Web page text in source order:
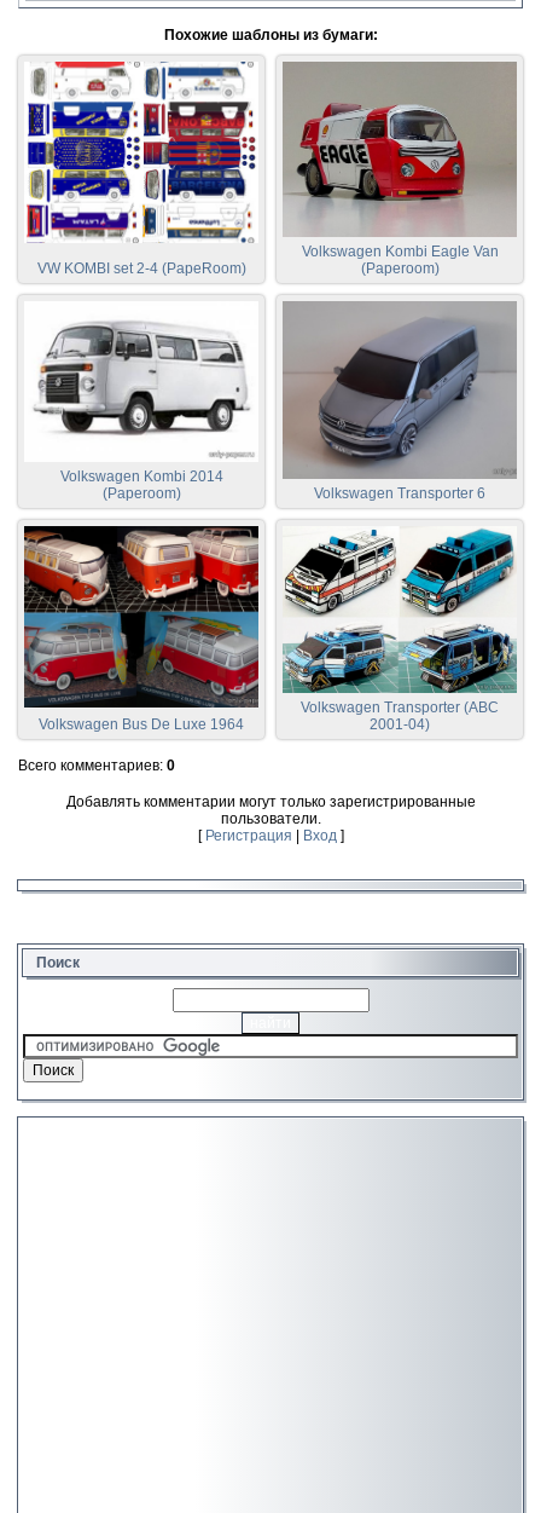
Похожие шаблоны из бумаги:
VW KOMBI set 2-4 (PapeRoom)
Volkswagen Kombi Eagle Van
(Paperoom)
Volkswagen Kombi 2014
(Paperoom)
Volkswagen Transporter 6
Volkswagen Bus De Luxe 1964
Volkswagen Transporter (ABC
2001-04)
Всего комментариев: 0
Добавлять комментарии могут только зарегистрированные
пользователи.
[ Регистрация Вход]
Поиск